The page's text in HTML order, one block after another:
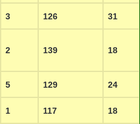
3 126 31
2 139 18
5 129 24
1 117 18